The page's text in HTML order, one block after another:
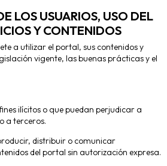
LOS USUARIOS, USO DEL
Y CONTENIDOS
a utilizar el portal, sus contenidos y
vigente, las buenas prácticas y el
ilícitos o que puedan perjudicar a
a terceros.
distribuir o comunicar
del portal sin autorización expresa.